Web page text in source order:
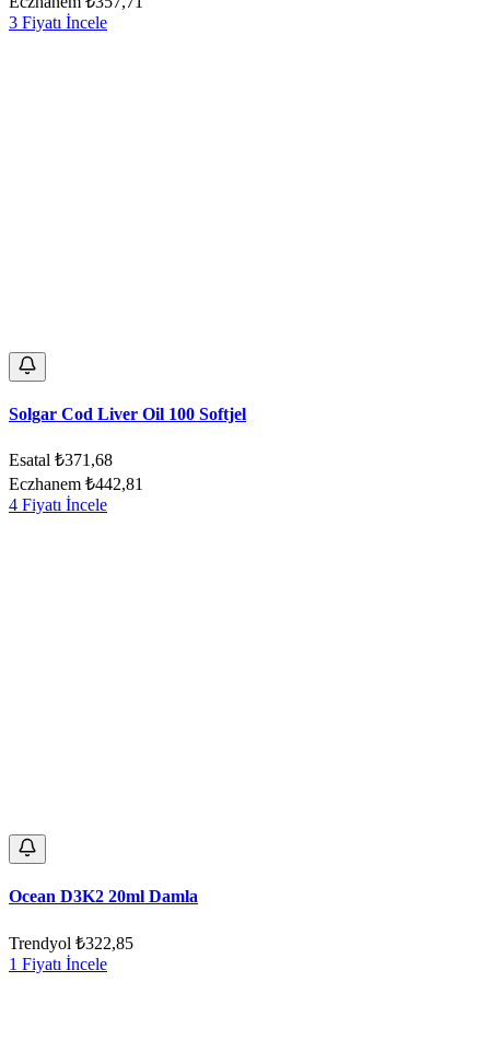
3 Fiyatı İncele
Solgar Cod Liver Oil 100 Softjel
Esatal ₺371,68
Eczhanem ₺442,81
4 Fiyatı İncele
Ocean D3K2 20ml Damla
Trendyol ₺322,85
1 Fiyatı İncele